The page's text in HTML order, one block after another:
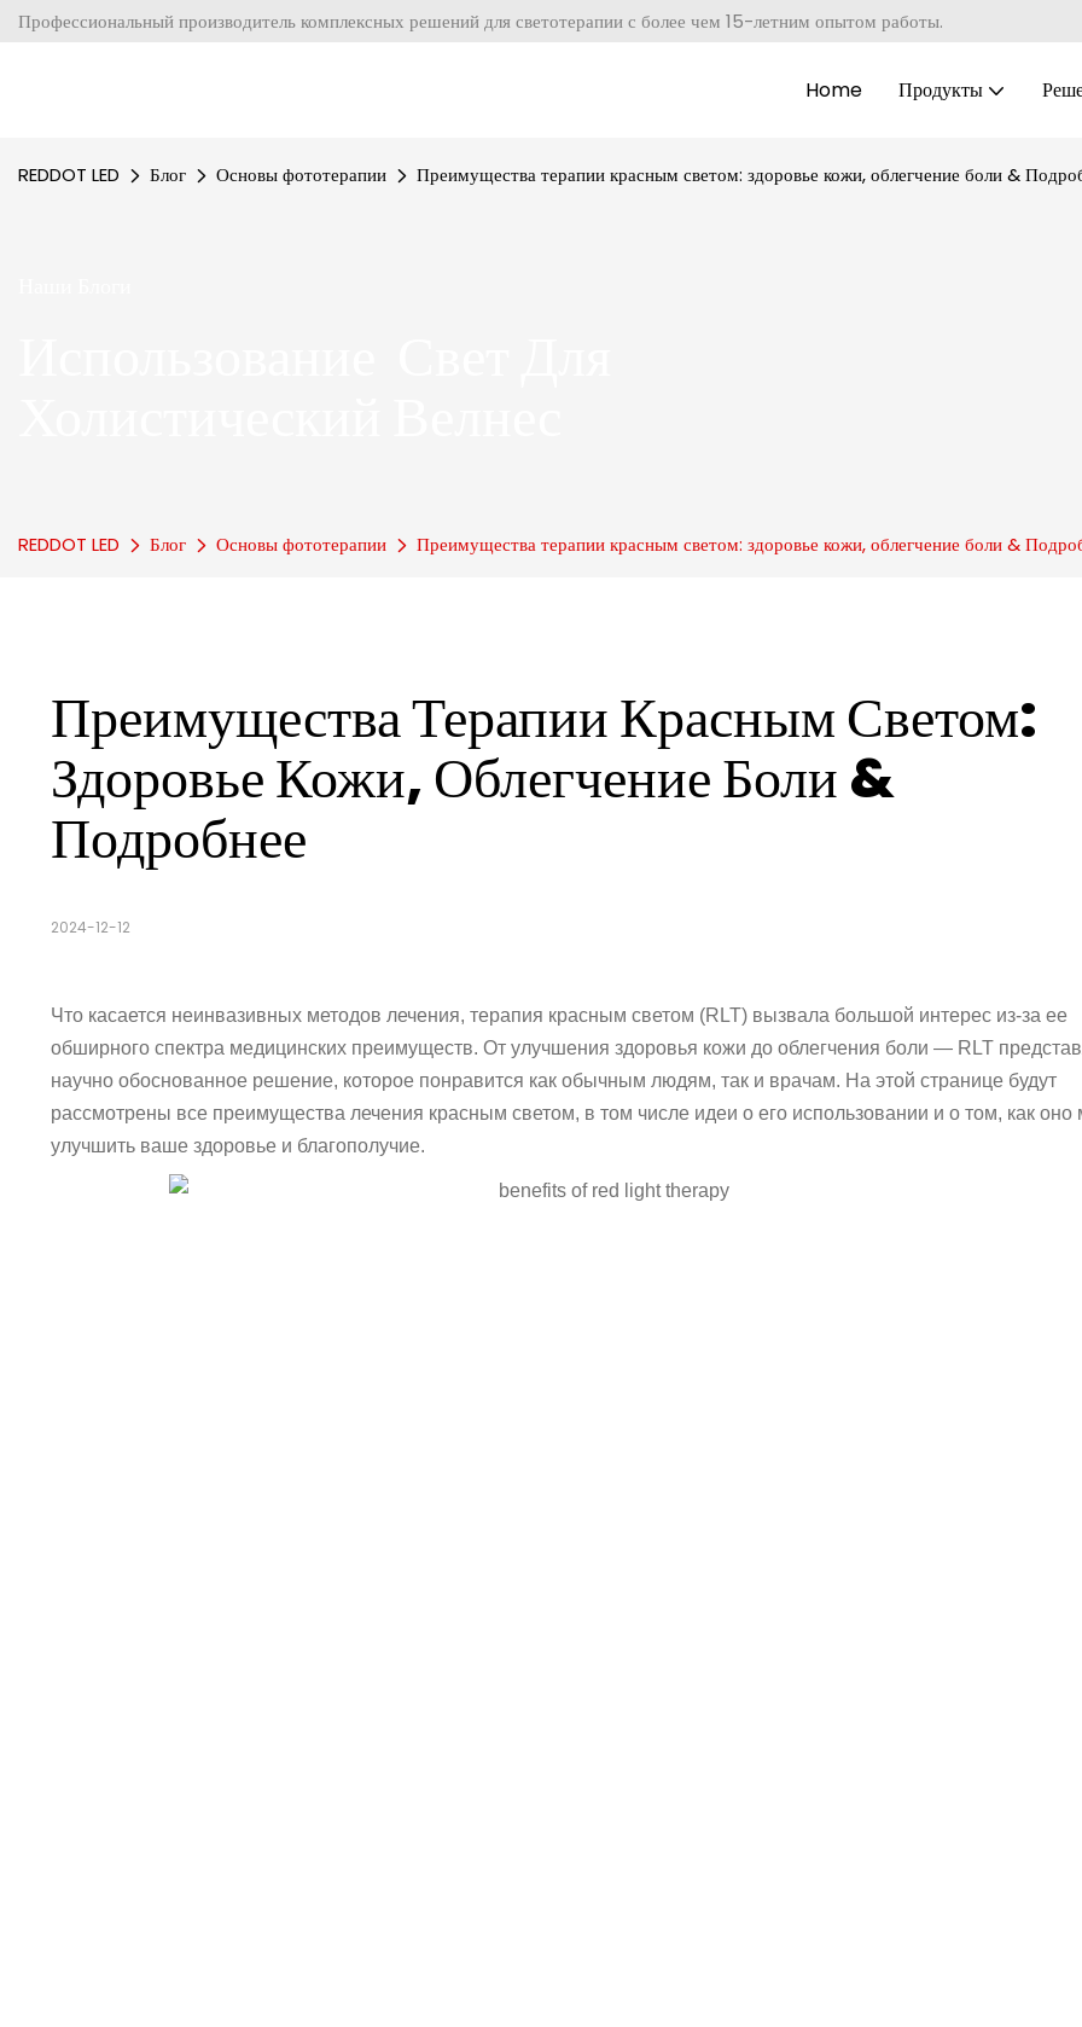
Профессиональный производитель комплексных решений для светотерапии с более чем 15-летним опытом работы.
Home Продукты
REDDOT LED Блог Основы фототерапии Преимущества терапии красным светом: здоровье кожи, облегчение боли &
REDDOT LED Блог Основы фототерапии Преимущества терапии красным светом: здоровье кожи, облегчение боли &
Преимущества Терапии Красным Светом:
Здоровье Кожи, Облегчение Боли &
Подробнее
2024-12-12
Что касается неинвазивных методов лечения, терапия красным светом (RLT) вызвала большой интерес из-за ее
обширного спектра медицинских преимуществ. От улучшения здоровья кожи до облегчения боли — RLT
научно обоснованное решение, которое понравится как обычным людям, так и врачам. На этой странице будут
рассмотрены все преимущества лечения красным светом, в том числе идеи о его использовании и о том, как оно
улучшить ваше здоровье и благополучие.